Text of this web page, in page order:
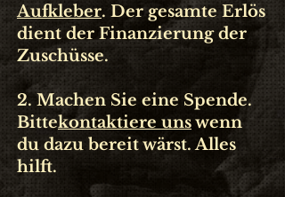
Aufkleber. Der gesamte Erlös
dient der Finanzierung der
Zuschüsse.
2. Machen Sie eine Spende.
Bittekontaktiere unswenn
du dazu bereit wärst. Alles
hilft.